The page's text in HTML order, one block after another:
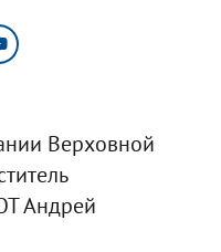
Верховной
Андрей